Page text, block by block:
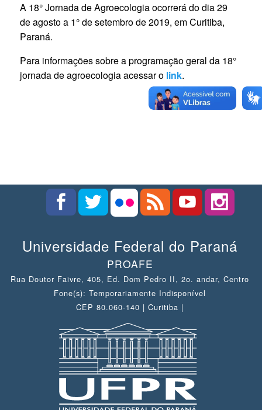
A 18° Jornada de Agroecologia ocorrerá do dia 29
de agosto a 1° de setembro de 2019, em Curitiba,
Paraná.
Para informações sobre a programação geral da 18°
jornada de agroecologia acessar o link.
Universidade Federal do Paraná
PROAFE
Rua Doutor Faivre, 405, Ed. Dom Pedro II, 2o. andar, Centro
Fone(s): Temporariamente Indisponível
CEP 80.060-140 | Curitiba |